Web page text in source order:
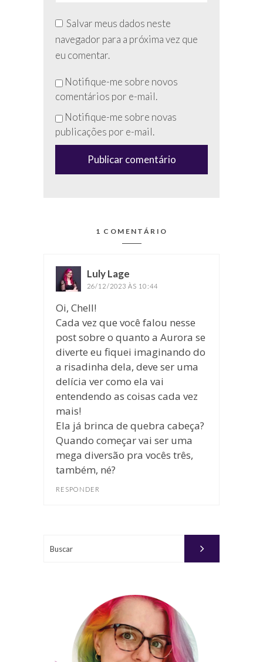
Salvar meus dados neste
navegador para a próxima vez que
eu comentar.
Não
preencha
esse
campo
(anti-
Notifique-me sobre novos
comentários por e-mail.
Notifique-me sobre novas
publicações por e-mail.
1 COMENTÁRIO
Luly Lage
26/12/2023 ÀS 10:44
Oi, Chell!
Cada vez que você falou nesse
post sobre o quanto a Aurora se
diverte eu fiquei imaginando do
a risadinha dela, deve ser uma
delícia ver como ela vai
entendendo as coisas cada vez
mais!
Ela já brinca de quebra cabeça?
Quando começar vai ser uma
mega diversão pra vocês três,
também, né?
RESPONDER